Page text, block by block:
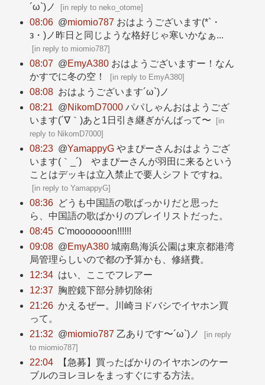
´ω`)ノ
[in reply to neko_otome]
08:06 @miomio787 おはようございます(*`・
з・)ノ昨日と同じような格好じゃ寒いかなぁ...
[in reply to miomio787]
08:07 @EmyA380おはようございますー！なん
かすでに冬の空！
[in reply to EmyA380]
08:08 おはようございます´ω`)ノ
08:21 @NikomD7000パパしゃんおはようござ
います(´∇｀)あと1日引き継ぎがんばって〜 [in
reply to NikomD7000]
08:23 @YamappyGやまぴーさんおはようござ
います(｀_´)ゞやまぴーさんが羽田に来るという
ことはデッキは立入禁止で要人シフトですね。
[in reply to YamappyG]
08:36
どうも中国語の歌ばっかりだと思った
ら、中国語の歌ばかりのプレイリストだった。
08:45 C'mooooooon!!!!!!
09:08 @EmyA380城南島海浜公園は東京都港湾
局管理らしいので都の予算かも、修繕費。
12:34 はい、ここでフレアー
12:37
胸腔鏡下部分肺切除術
21:26 かえるぜー。川崎ヨドバシでイヤホン買
って。
21:32 @miomio787 乙ありです〜´ω`)ノ [in reply
to miomio787]
22:04
【急募】買ったばかりのイヤホンのケー
ブルのヨレヨレをまっすぐにする方法。